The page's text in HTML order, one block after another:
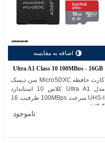
اضافه به مقایسه
Ultra A1 Class 10 100MBps - 16GB
کارت حافظه MicroSDXC سن دیسک
مدل Ultra A1 کلاس 10 استاندارد
UHS-I سرعت 100MBps ظرفیت 16
گیگابایت
ناموجود